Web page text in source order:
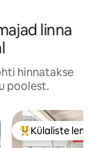
linna
hinnatakse
poolest.
Külaliste suur
Külaliste